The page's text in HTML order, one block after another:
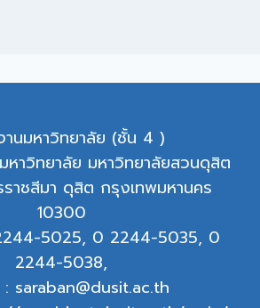
านมหาวิทยาลัย (ชั้น 4 )
หาวิทยาลัย มหาวิทยาลัยสวนดุสิต
าชสีมา ดุสิต กรุงเทพมหานคร
10300
5025, 0 2244-5035, 0
2244-5038,
: saraban@dusit.ac.th